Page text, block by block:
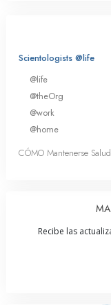
Scientologists @life
@life
@theOrg
@work
@home
CÓMO Mantenerse
Recibe las